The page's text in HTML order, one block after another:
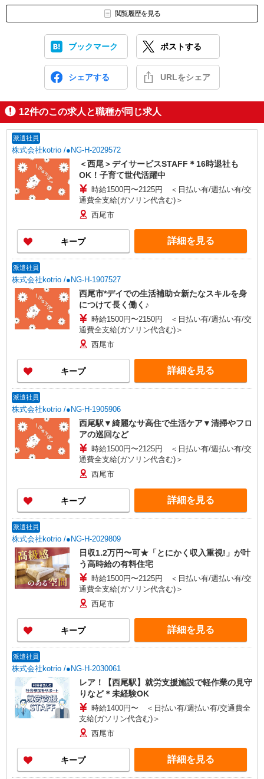
閲覧履歴を見る
ブックマーク ポストする
シェアする URLをシェア
12件のこの求人と職種が同じ求人
派遣社員
株式会社kotrio /●NG-H-2029572
＜西尾＞デイサービスSTAFF＊16時退社も
OK！子育て世代活躍中
時給1500円〜2125円 ＜日払い有/週払い有/交
通費全支給(ガソリン代含む)＞
西尾市
キープ 詳細を見る
派遣社員
株式会社kotrio /●NG-H-1907527
西尾市*デイでの生活補助☆新たなスキルを身
につけて長く働く♪
時給1500円〜2150円 ＜日払い有/週払い有/交
通費全支給(ガソリン代含む)＞
西尾市
キープ 詳細を見る
派遣社員
株式会社kotrio /●NG-H-1905906
西尾駅▼綺麗なサ高住で生活ケア▼清掃やフロ
アの巡回など
時給1500円〜2125円 ＜日払い有/週払い有/交
通費全支給(ガソリン代含む)＞
西尾市
キープ 詳細を見る
派遣社員
株式会社kotrio /●NG-H-2029809
日収1.2万円〜可★「とにかく収入重視!」が叶
う高時給の有料住宅
時給1500円〜2125円 ＜日払い有/週払い有/交
通費全支給(ガソリン代含む)＞
西尾市
キープ 詳細を見る
派遣社員
株式会社kotrio /●NG-H-2030061
レア！【西尾駅】就労支援施設で軽作業の見守
りなど＊未経験OK
時給1400円〜 ＜日払い有/週払い有/交通費全
支給(ガソリン代含む)＞
西尾市
キープ 詳細を見る